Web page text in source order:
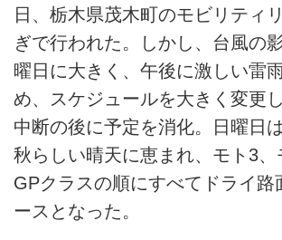
日、栃木県茂木町のモビリティ
ぎで行われた。しかし、台風の
曜日に大きく、午後に激しい雷
め、スケジュールを大きく変更
中断の後に予定を消化。日曜日
秋らしい晴天に恵まれ、モト3、
GPクラスの順にすべてドライ路
ースとなった。